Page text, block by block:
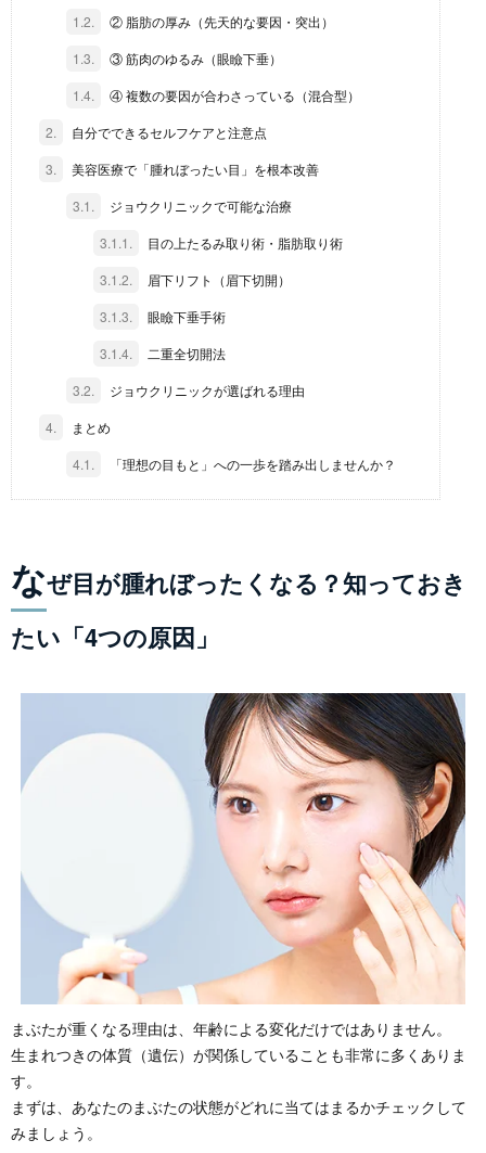
1.2.
② 脂肪の厚み（先天的な要因・突出）
1.3.
③ 筋肉のゆるみ（眼瞼下垂）
1.4.
④ 複数の要因が合わさっている（混合型）
2.
自分でできるセルフケアと注意点
3.
美容医療で「腫れぼったい目」を根本改善
3.1.
ジョウクリニックで可能な治療
3.1.1.
目の上たるみ取り術・脂肪取り術
3.1.2.
眉下リフト（眉下切開）
3.1.3.
眼瞼下垂手術
3.1.4.
二重全切開法
3.2.
ジョウクリニックが選ばれる理由
4.
まとめ
4.1.
「理想の目もと」への一歩を踏み出しませんか？
なぜ目が腫れぼったくなる？知っておき
たい「4つの原因」
まぶたが重くなる理由は、年齢による変化だけではありません。
生まれつきの体質（遺伝）が関係していることも非常に多くありま
す。
まずは、あなたのまぶたの状態がどれに当てはまるかチェックして
みましょう。